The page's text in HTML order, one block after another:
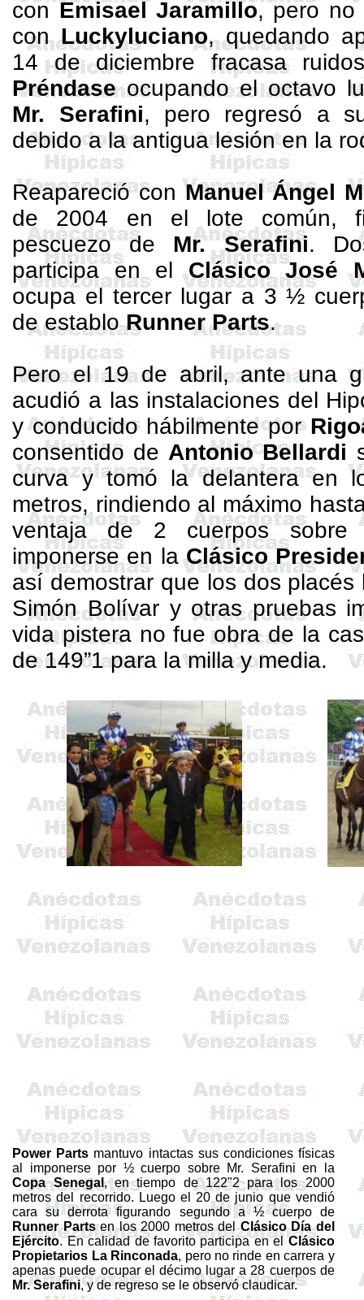
con EmisaelJaramillo, pero no
conLuckyluciano, quedando
14 de diciembre fracasa
Préndaseocupando el octavo
Mr. Serafini, pero regresó a
debido a la antigua lesión en la
Reapareció conManuel Ángel
de 2004 en el lote común,
pescuezo de Mr. Serafini.
participa en elClásico José
ocupa el tercer lugar a 3 ½
de establoRunner Parts.
Pero el 19 de abril, ante una
acudió a las instalaciones del
y conducido hábilmente por
consentido de AntonioBellardi
curva y tomó la delantera en
metros, rindiendo al máximo
ventaja de 2 cuerpos
imponerse en laClásico
así demostrar que los dosplacés
Simón Bolívar y otras pruebas
vida pistera no fue obra de la
de 149”1 para la milla y media.
Power Parts mantuvo intactas sus condiciones físicas
al imponerse por ½ cuerpo sobre Mr. Serafini en
la
CopaSenegal, en tiempo de 122"2 para los2000
metrosdel recorrido. Luego el 20 de junio que vendió
cara su derrota figurando segundo a ½ cuerpo de
Runner Partsen los2000 metrosdelClásico Día del
Ejército. En calidad de favorito participa en elClásico
Propietarios La Rinconada, pero no rinde en carrera y
apenas puede ocupar el décimo lugar a 28 cuerpos de
Mr. Serafini, y de regreso se le observó claudicar.